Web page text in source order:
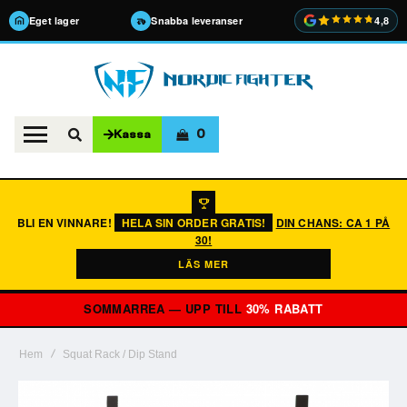
Eget lager Snabba leveranser 4,8
Kassa 0
BLI EN VINNARE! HELA SIN ORDER GRATIS!
DIN CHANS: CA 1 PÅ
30!
LÄS MER
SOMMARREA — UPP TILL 30% RABATT
Hem Squat Rack / Dip Stand